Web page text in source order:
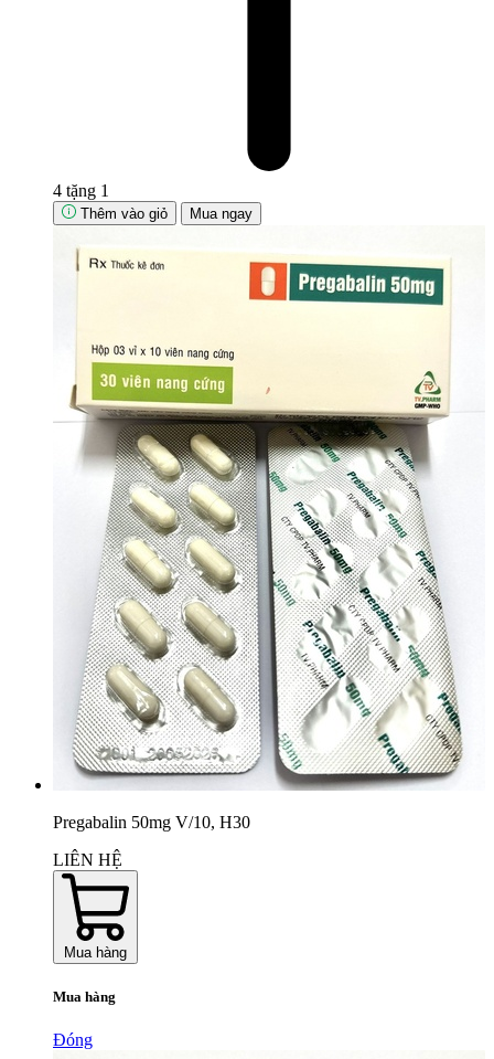
4 tặng 1
Thêm vào giỏ Mua ngay
Pregabalin 50mg V/10, H30
LIÊN HỆ
Mua hàng
Mua hàng
Đóng